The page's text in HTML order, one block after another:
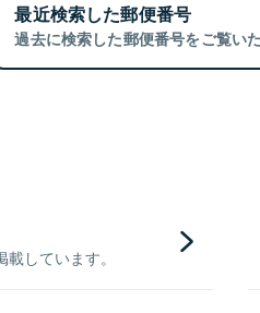
最近検索した郵便番号
過去に検索した郵便番号をご覧いた
しています。